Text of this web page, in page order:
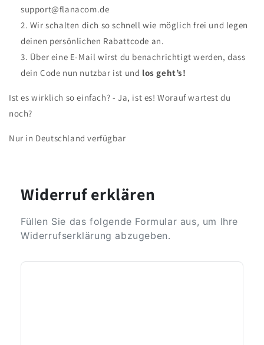
support@flanacom.de
Wir schalten dich so schnell wie möglich frei und legen
deinen persönlichen Rabattcode an.
Über eine E-Mail wirst du benachrichtigt werden, dass
dein Code nun nutzbar ist und los geht’s!
Ist es wirklich so einfach? - Ja, ist es! Worauf wartest du
noch?
Nur in Deutschland verfügbar
Widerruf erklären
Füllen Sie das folgende Formular aus, um Ihre
Widerrufserklärung abzugeben.